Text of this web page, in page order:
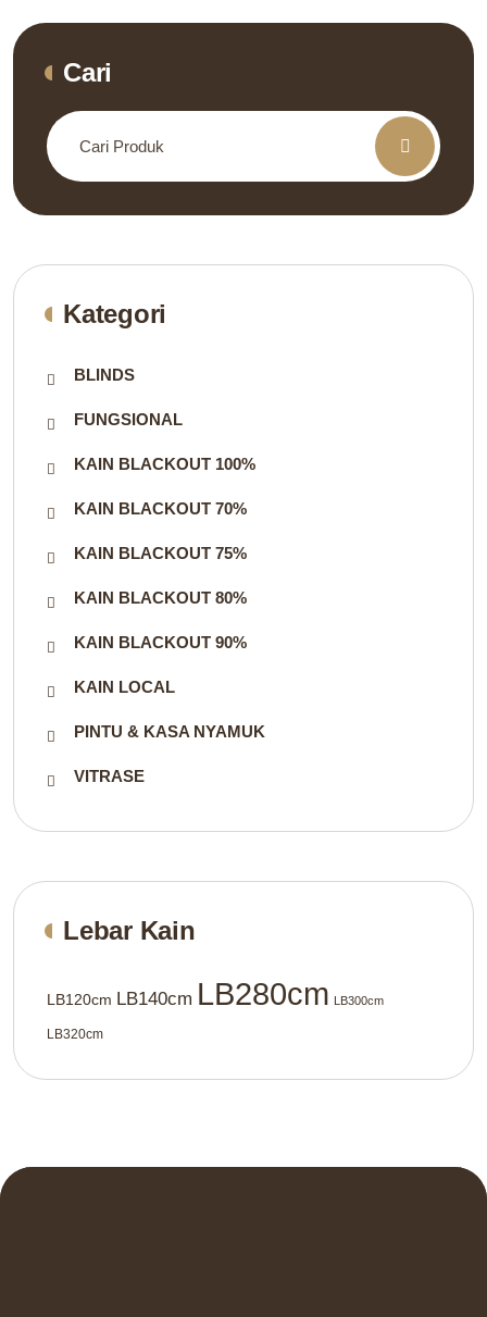
Cari
Search
for:
Kategori
BLINDS
FUNGSIONAL
KAIN BLACKOUT 100%
KAIN BLACKOUT 70%
KAIN BLACKOUT 75%
KAIN BLACKOUT 80%
KAIN BLACKOUT 90%
KAIN LOCAL
PINTU & KASA NYAMUK
VITRASE
Lebar Kain
LB120cm LB140cm LB280cm LB300cm
LB320cm